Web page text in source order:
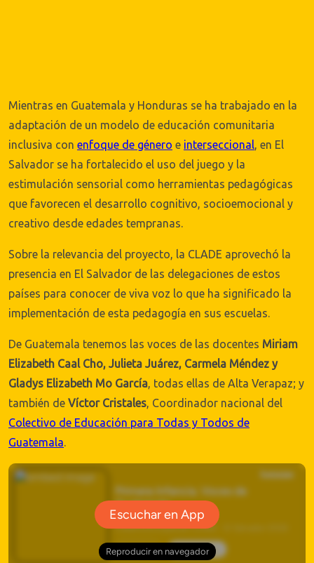
Mientras en Guatemala y Honduras se ha trabajado en la
adaptación de un modelo de educación comunitaria
inclusiva con enfoque de género e interseccional, en El
Salvador se ha fortalecido el uso del juego y la
estimulación sensorial como herramientas pedagógicas
que favorecen el desarrollo cognitivo, socioemocional y
creativo desde edades tempranas.
Sobre la relevancia del proyecto, la CLADE aprovechó la
presencia en El Salvador de las delegaciones de estos
países para conocer de viva voz lo que ha significado la
implementación de esta pedagogía en sus escuelas.
De Guatemala tenemos las voces de las docentes Miriam
Elizabeth Caal Cho, Julieta Juárez, Carmela Méndez y
Gladys Elizabeth Mo García, todas ellas de Alta Verapaz; y
también de Víctor Cristales, Coordinador nacional del
Colectivo de Educación para Todas y Todos de
Guatemala.